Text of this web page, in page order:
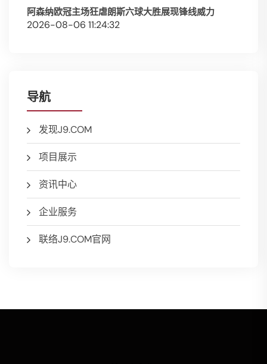
阿森纳欧冠主场狂虐朗斯六球大胜展现锋线威力
2026-08-06 11:24:32
导航
发现J9.COM
项目展示
资讯中心
企业服务
联络J9.COM官网